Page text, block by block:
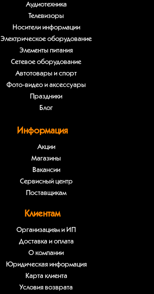
Аудиотехника
Телевизоры
Носители информации
Электрическое оборудование
Элементы питания
Сетевое оборудование
Автотовары и спорт
Фото-видео и аксессуары
Праздники
Блог
Информация
Акции
Магазины
Вакансии
Сервисный центр
Поставщикам
Клиентам
Организациям и ИП
Доставка и оплата
О компании
Юридическая информация
Карта клиента
Условия возврата